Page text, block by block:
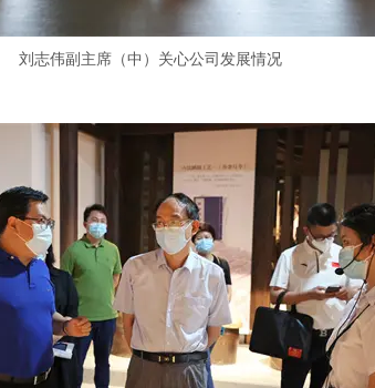
刘志伟副主席（中）关心公司发展情况